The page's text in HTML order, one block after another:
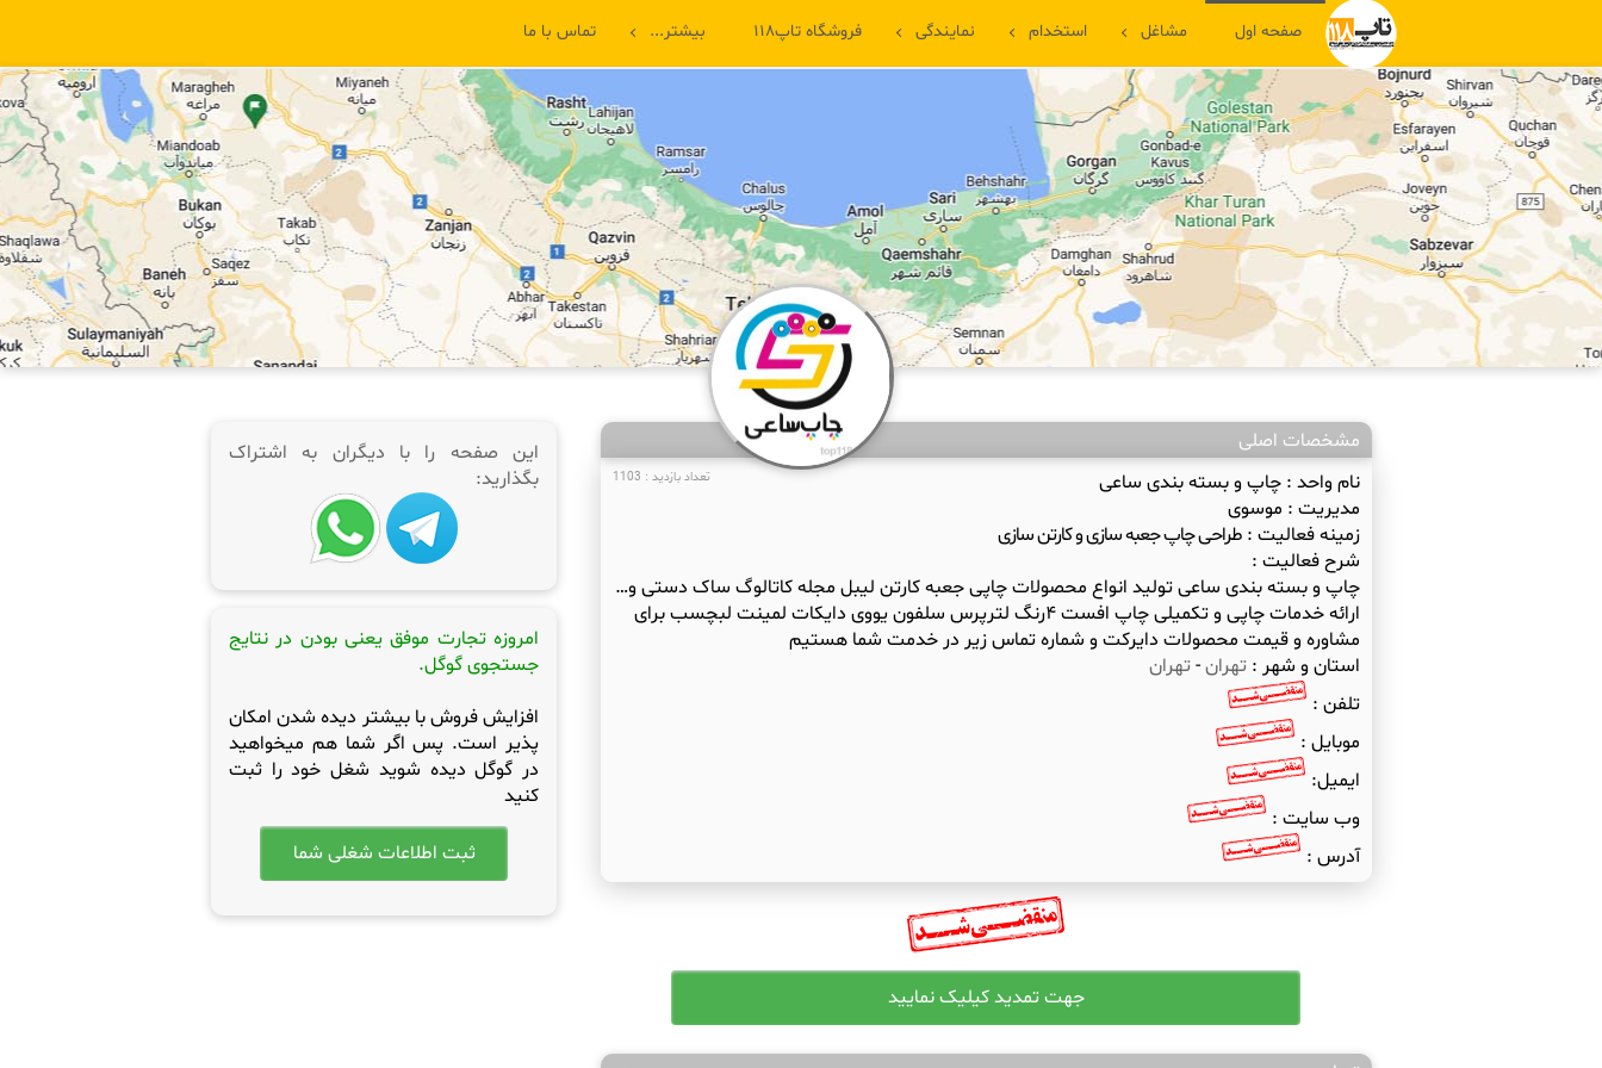
صفحه اول مشاغل استخدام نمایندگی فروشگاه تاپ۱۱۸ بیشتر... تماس با ما
مشخصات اصلی
تعداد بازدید : 1103 نام واحد :چاپ و بسته بندی ساعی
مدیریت : موسوی
زمینه فعالیت :طراحی چاپ جعبه سازی و کارتن سازی
شرح فعالیت :
چاپ و بسته بندی ساعی تولید انواع محصولات چاپی جعبه کارتن لیبل مجله کاتالوگ ساک دستی و…
ارائه خدمات چاپی و تکمیلی چاپ افست ۴رنگ لترپرس سلفون یووی دایکات لمینت لبچسب برای
مشاوره و قیمت محصولات دایرکت و شماره تماس زیر در خدمت شما هستیم
استان و شهر : تهران- تهران
تلفن :
موبایل :
ایمیل:
وب سایت :
آدرس :
این صفحه را با دیگران به اشتراک
بگذارید:
امروزه تجارت موفق یعنی بودن در نتایج
جستجوی گوگل.
افزایش فروش با بیشتر دیده شدن امکان
پذیر است. پس اگر شما هم میخواهید
در گوگل دیده شوید شغل خود را ثبت
کنید